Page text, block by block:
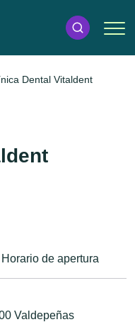
Dental Vitaldent
Horario de apertura
Valdepeñas